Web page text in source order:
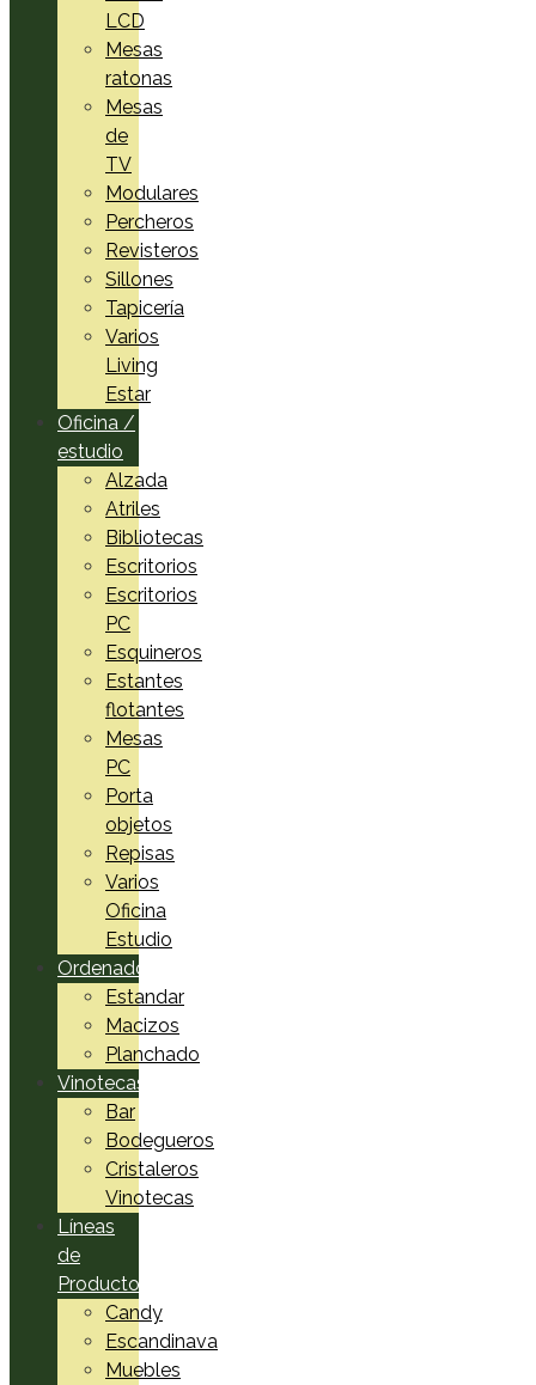
LCD
Mesas
ratonas
Mesas
de
TV
Modulares
Percheros
Revisteros
Sillones
Tapicería
Varios
Living
Estar
Oficina /
estudio
Alzada
Atriles
Bibliotecas
Escritorios
Escritorios
PC
Esquineros
Estantes
flotantes
Mesas
PC
Porta
objetos
Repisas
Varios
Oficina
Estudio
Ordenadores
Estandar
Macizos
Planchado
Vinotecas
Bar
Bodegueros
Cristaleros
Vinotecas
Líneas
de
Productos
Candy
Escandinava
Muebles